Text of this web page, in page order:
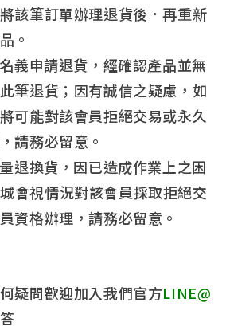
該筆訂單辦理退貨後．再重新
。
義申請退貨，經確認產品並無
筆退貨；因有誠信之疑慮，如
可能對該會員拒絕交易或永久
請務必留意。
退換貨，因已造成作業上之困
會視情況對該會員採取拒絕交
資格辦理，請務必留意。
疑問歡迎加入我們官方LINE@